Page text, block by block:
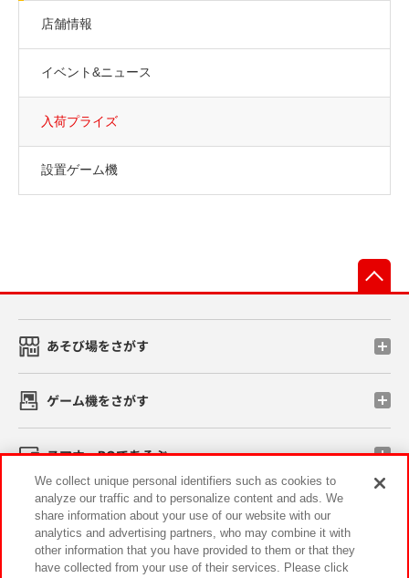
店舗情報
イベント&ニュース
入荷プライズ
設置ゲーム機
あそび場をさがす
ゲーム機をさがす
スマホ・PCであそぶ
イベント・キャンペーン
We collect unique personal identifiers such as cookies to
analyze our traffic and to personalize content and ads. We
share information about your use of our website with our
analytics and advertising partners, who may combine it with
other information that you have provided to them or that they
have collected from your use of their services. Please click